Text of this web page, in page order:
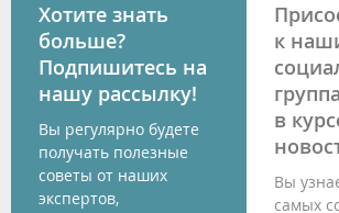
Хотите знать
больше?
Подпишитесь на
нашу рассылку!
Вы регулярно будете
получать полезные
советы от наших
экспертов,
к
в
Вы
самых